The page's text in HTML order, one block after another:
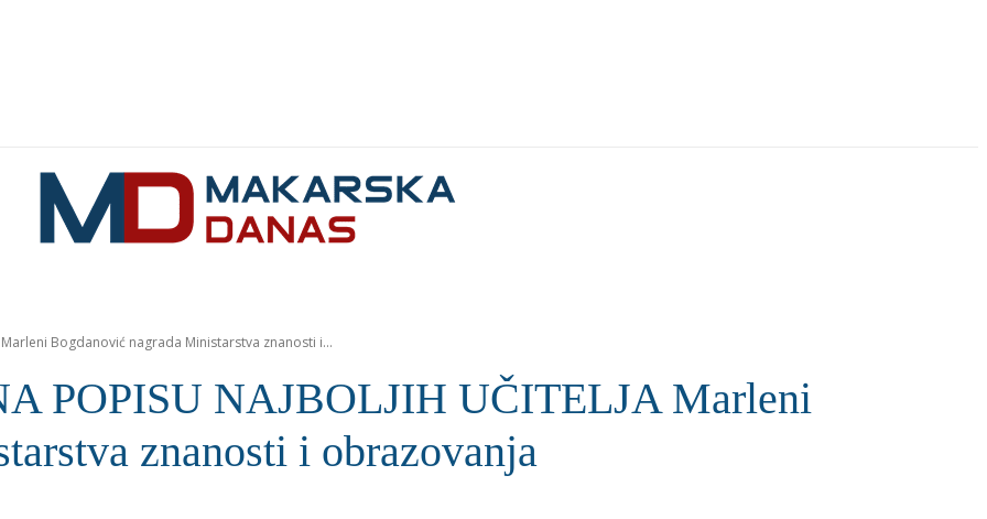
Marleni Bogdanović nagrada Ministarstva znanosti i...
POPISU NAJBOLJIH UČITELJA Marleni
znanosti i obrazovanja